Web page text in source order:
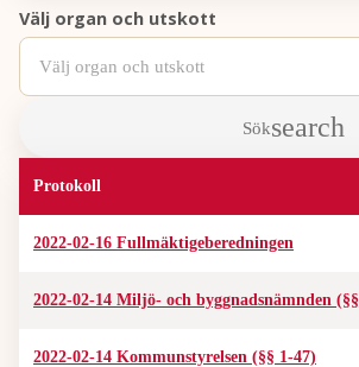
Välj organ och utskott
Välj organ och utskott
Sök
Protokoll
2022-02-16 Fullmäktigeberedningen
2022-02-14 Miljö- och byggnadsnämnden
2022-02-14 Kommunstyrelsen (§§ 1-47)